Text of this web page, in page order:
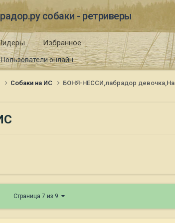
собаки - ретриверы
Пользователи онлайн
Избранное
Собаки на ИС БОНЯ-НЕССИ,лабрадор
Страница 7 из 9